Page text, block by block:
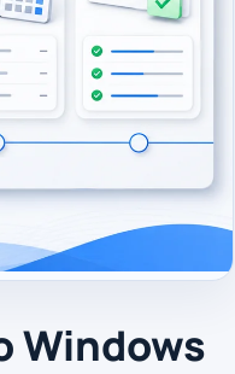
Windows